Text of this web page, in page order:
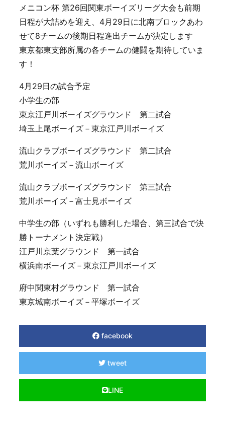
メニコン杯 第26回関東ボーイズリーグ大会も前期
日程が大詰めを迎え、4月29日に北南ブロックあわ
せて8チームの後期日程進出チームが決定します
東京都東支部所属の各チームの健闘を期待していま
す！
4月29日の試合予定
小学生の部
東京江戸川ボーイズグラウンド 第二試合
埼玉上尾ボーイズ－東京江戸川ボーイズ
流山クラブボーイズグラウンド 第二試合
荒川ボーイズ－流山ボーイズ
流山クラブボーイズグラウンド 第三試合
荒川ボーイズ－富士見ボーイズ
中学生の部（いずれも勝利した場合、第三試合で決
勝トーナメント決定戦）
江戸川京葉グラウンド 第一試合
横浜南ボーイズ－東京江戸川ボーイズ
府中関東村グラウンド 第一試合
東京城南ボーイズ－平塚ボーイズ
facebook
tweet
LINE